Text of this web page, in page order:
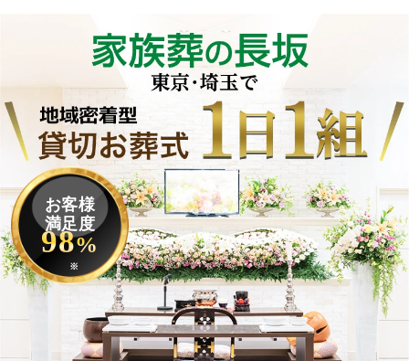
お客様
満足度
98%
※